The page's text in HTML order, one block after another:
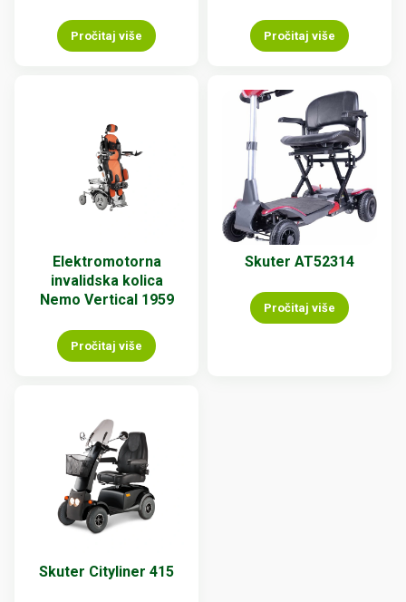
Pročitaj više Pročitaj više
Elektromotorna
invalidska kolica
Nemo Vertical 1959
Pročitaj više
Skuter AT52314
Pročitaj više
Skuter Cityliner 415